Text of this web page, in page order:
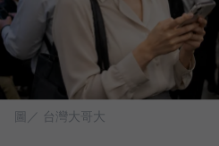
圖／ 台灣大哥大